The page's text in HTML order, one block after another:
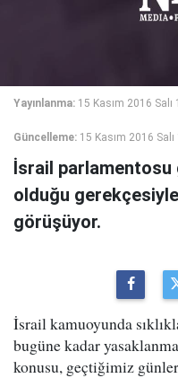
Yayınlanma: 15 Kasım 2016 Salı
Güncelleme: 15 Kasım 2016 Salı
İsrail
olduğu gerekçesiyle
görüşüyor.
İsrail kamuoyunda
bugüne kadar
konusu, geçtiğimiz